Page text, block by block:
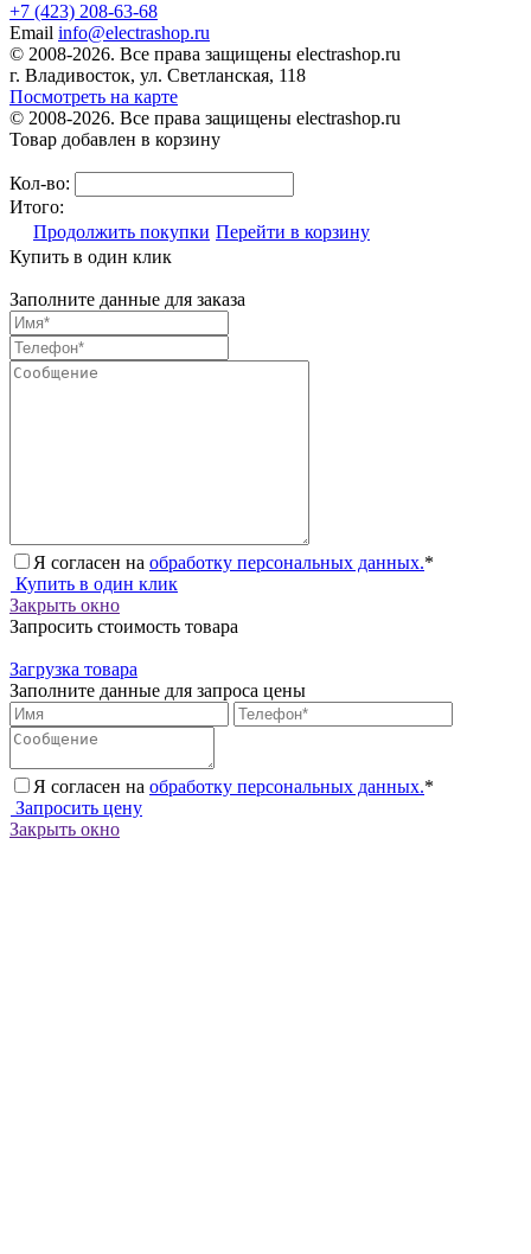
+7 (423) 208-63-68
Email info@electrashop.ru
© 2008-2026. Все права защищены electrashop.ru
г. Владивосток, ул. Светланская, 118
Посмотреть на карте
© 2008-2026. Все права защищены electrashop.ru
Товар добавлен в корзину
Кол-во:
Итого:
Продолжить покупки Перейти в корзину
Купить в один клик
Заполните данные для заказа
Я согласен на обработку персональных данных.*
Купить в один клик
Закрыть окно
Запросить стоимость товара
Загрузка товара
Заполните данные для запроса цены
Я согласен на обработку персональных данных.*
Запросить цену
Закрыть окно